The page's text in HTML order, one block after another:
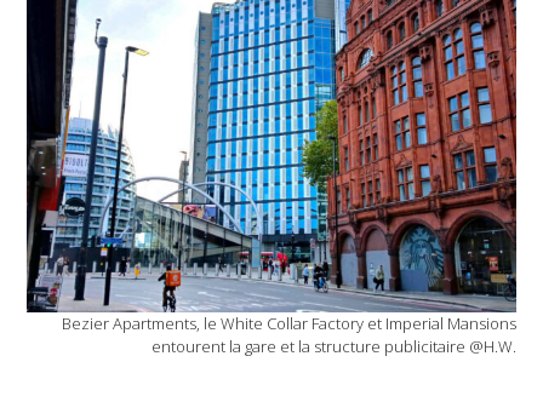
Bezier Apartments, le White Collar Factory et Imperial Mansions
entourent la gare et la structure publicitaire @H.W.